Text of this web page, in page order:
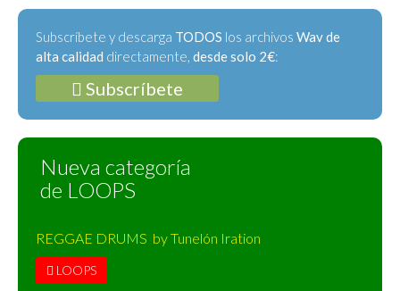
Subscríbete y descarga TODOS los archivos Wav de
alta calidad directamente, desde solo 2€:
Subscríbete
Nueva categoría
de LOOPS
REGGAE DRUMS by Tunelón Iration
LOOPS